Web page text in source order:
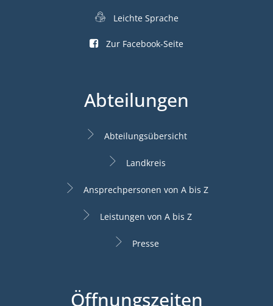
Leichte Sprache
Zur Facebook-Seite
Abteilungen
Abteilungsübersicht
Landkreis
Ansprechpersonen von A bis Z
Leistungen von A bis Z
Presse
Öffnungszeiten